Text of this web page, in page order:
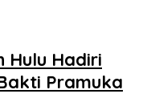
Hulu Hadiri
Pramuka